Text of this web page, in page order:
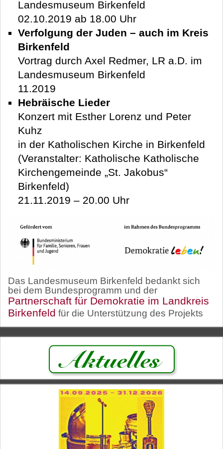
Landesmuseum Birkenfeld
02.10.2019 ab 18.00 Uhr
Verfolgung der Juden – auch im Kreis
Birkenfeld
Vortrag durch Axel Redmer, LR a.D. im
Landesmuseum Birkenfeld
11.2019
Hebräische Lieder
Konzert mit Esther Lorenz und Peter
Kuhz
in der Katholischen Kirche in Birkenfeld
(Veranstalter: Katholische Katholische
Kirchengemeinde „St. Jakobus“
Birkenfeld)
21.11.2019 – 20.00 Uhr
Das Landesmuseum Birkenfeld bedankt sich
bei dem Bundesprogramm und der
Partnerschaft für Demokratie im Landkreis
Birkenfeld für die Unterstützung des Projekts